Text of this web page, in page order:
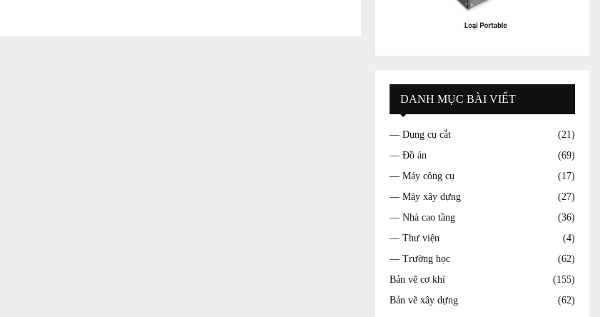
DANH MỤC BÀI VIẾT
— Dụng cụ cắt
(21)
— Đồ án
(69)
— Máy công cụ
(17)
— Máy xây dựng
(27)
— Nhà cao tầng
(36)
— Thư viện
(4)
— Trường học
(62)
Bản vẽ cơ khí
(155)
Bản vẽ xây dựng
(62)